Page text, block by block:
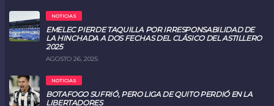
NOTICIAS
EMELEC PIERDE TAQUILLA POR IRRESPONSABILIDAD DE
LA HINCHADA A DOS FECHAS DEL CLÁSICO DEL ASTILLERO
2025
AGOSTO 26, 2025
NOTICIAS
BOTAFOGO SUFRIÓ, PERO LIGA DE QUITO PERDIÓ EN LA
LIBERTADORES